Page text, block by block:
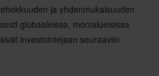
ja yhdenmukaisuuden
globaaleissa, monialueisissa
investointejaan seuraaviin